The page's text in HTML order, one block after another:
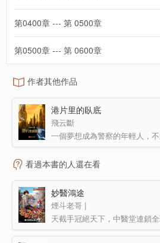
第0400章 --- 第 0500章
第0500章 --- 第 0600章
作者其他作品
港片里的臥底
飛云斷
看過本書的人還在看
妙醫鴻途
煙斗老哥 |